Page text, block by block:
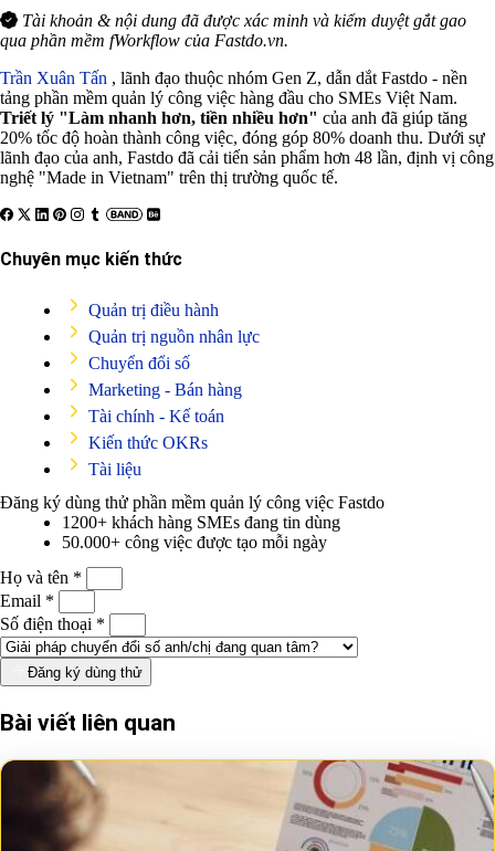
Tài khoản & nội dung đã được xác minh và kiểm duyệt gắt gao
qua phần mềm fWorkflow của Fastdo.vn.
Trần Xuân Tấn , lãnh đạo thuộc nhóm Gen Z, dẫn dắt Fastdo - nền
tảng phần mềm quản lý công việc hàng đầu cho SMEs Việt Nam.
Triết lý "Làm nhanh hơn, tiền nhiều hơn" của anh đã giúp tăng
20% tốc độ hoàn thành công việc, đóng góp 80% doanh thu. Dưới sự
lãnh đạo của anh, Fastdo đã cải tiến sản phẩm hơn 48 lần, định vị công
nghệ "Made in Vietnam" trên thị trường quốc tế.
Chuyên mục kiến thức
Quản trị điều hành
Quản trị nguồn nhân lực
Chuyển đổi số
Marketing - Bán hàng
Tài chính - Kế toán
Kiến thức OKRs
Tài liệu
Đăng ký dùng thử phần mềm quản lý công việc Fastdo
1200+ khách hàng SMEs đang tin dùng
50.000+ công việc được tạo mỗi ngày
Họ và tên *
Email *
Số điện thoại *
Đăng ký dùng thử
Bài viết liên quan